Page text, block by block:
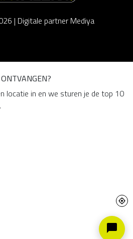
| Digitale partner Mediya
locatie in en we sturen je de top 10